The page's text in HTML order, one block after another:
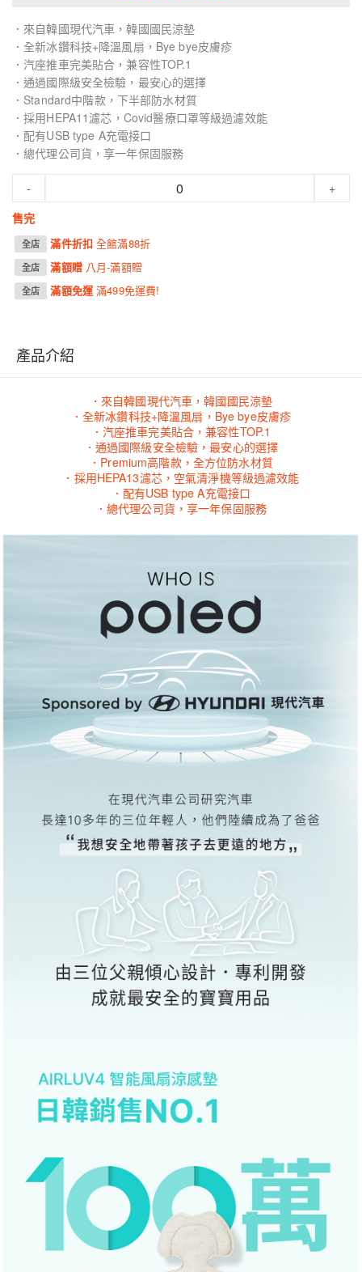
．來自韓國現代汽車，韓國國民涼墊
．全新冰鑽科技+降溫風扇，Bye bye皮膚疹
．汽座推車完美貼合，兼容性TOP.1
．通過國際級安全檢驗，最安心的選擇
．Standard中階款，下半部防水材質
．採用HEPA11濾芯，Covid醫療口罩等級過濾效能
．配有USB type A充電接口
．總代理公司貨，享一年保固服務
-
+
售完
全店 滿件折扣全館滿88折
全店 滿額贈 八月-滿額贈
全店 滿額免運滿499免運費!
產品介紹
．來自韓國現代汽車，韓國國民涼墊
．全新冰鑽科技+降溫風扇，Bye bye皮膚疹
．汽座推車完美貼合，兼容性TOP.1
．通過國際級安全檢驗，最安心的選擇
．Premium高階款，全方位防水材質
．採用HEPA13濾芯，空氣清淨機等級過濾效能
．配有USB type A充電接口
．總代理公司貨，享一年保固服務